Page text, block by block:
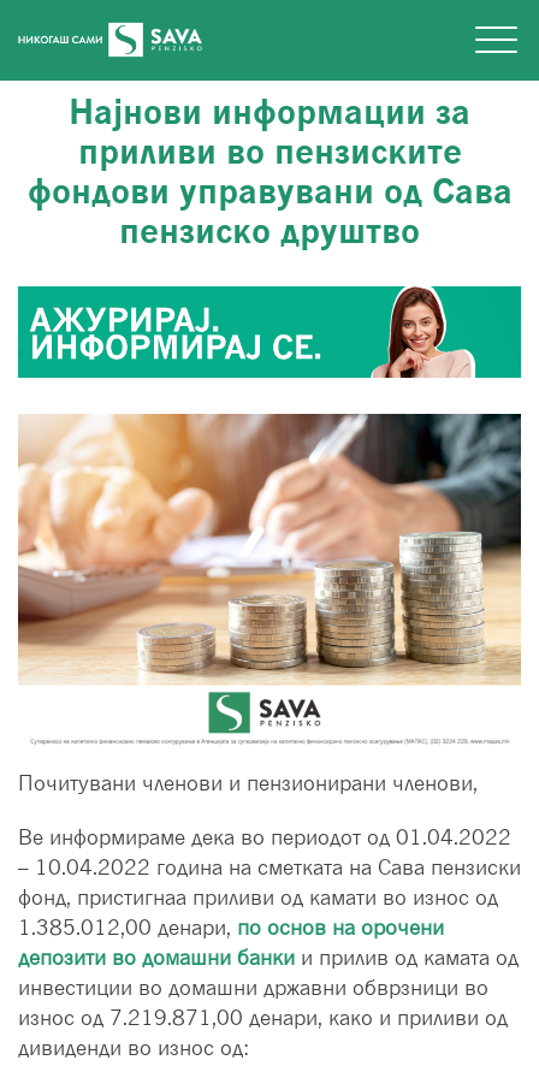
Најнови информации за
приливи во пензиските
фондови управувани од Сава
пензиско друштво
Почитувани членови и пензионирани членови,
Ве информираме дека во периодот од 01.04.2022
– 10.04.2022 година на сметката на Сава пензиски
фонд, пристигнаa приливи од камати во износ од
1.385.012,00 денари, по основ на орочени
депозити во домашни банки и прилив од камата од
инвестиции во домашни државни обврзници во
износ од 7.219.871,00 денари, како и приливи од
дивиденди во износ од: